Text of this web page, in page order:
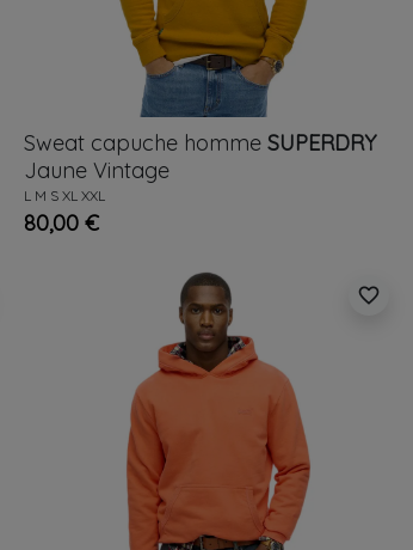
Sweat capuche homme SUPERDRY
Jaune Vintage
L M S XL XXL
80,00 €
favorite_border